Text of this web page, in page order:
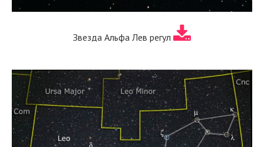
Звезда Альфа Лев регул